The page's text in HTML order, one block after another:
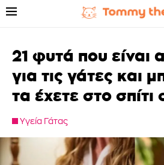
21 φυτά που είναι
για τις γάτες και
τα έχετε στο σπίτι
Υγεία Γάτας